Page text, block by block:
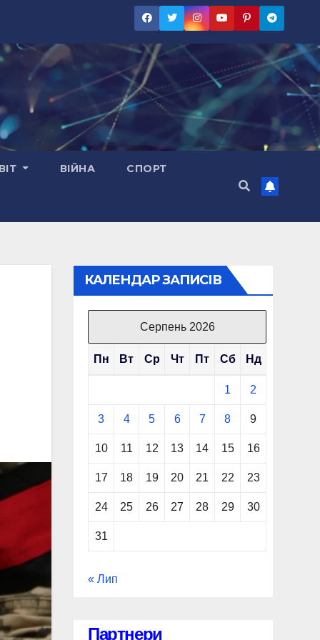
ВІЙНА СПОРТ
КАЛЕНДАР ЗАПИСІВ
Серпень 2026
Пн Вт Ср Чт Пт Сб Нд
1 2
3 4 5 6 7 8 9
10 11 12 13 14 15 16
17 18 19 20 21 22 23
24 25 26 27 28 29 30
31
« Лип
Партнери